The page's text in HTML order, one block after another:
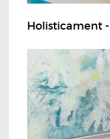
Holisticament